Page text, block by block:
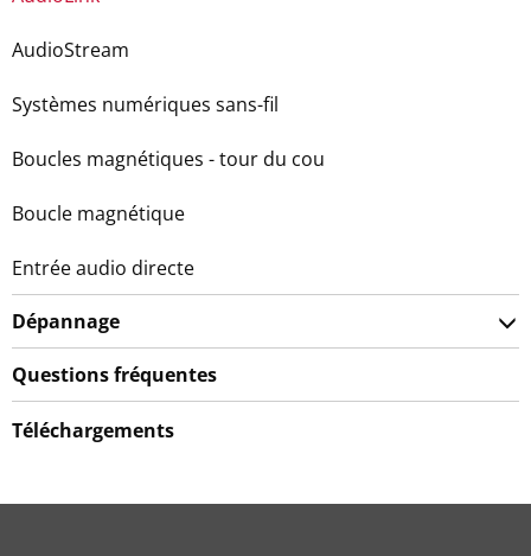
AudioStream
Systèmes numériques sans-fil
Boucles magnétiques - tour du cou
Boucle magnétique
Entrée audio directe
Dépannage
Questions fréquentes
Téléchargements